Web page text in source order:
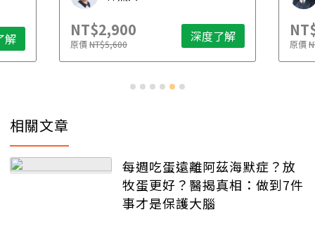
解 NT$2,900
原價NT$5,600 深度了解 原價
相關文章
每週吃蛋遠離阿茲海默症？放
牧蛋更好？醫揭真相：做到7件
事才是保護大腦